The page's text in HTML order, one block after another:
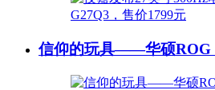
信仰的玩具——华硕ROG